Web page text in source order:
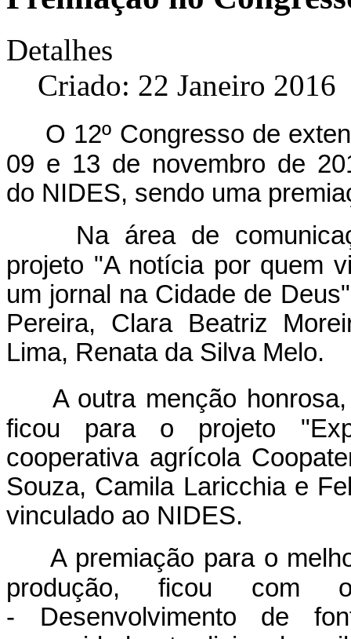
Detalhes
Criado: 22 Janeiro 2016
O 12º Congresso de
09 e 13 de novembro de
do NIDES, sendo uma
Na área de
projeto "A notícia por quem
um jornal na Cidade de
Pereira, Clara Beatriz
Lima, Renata da Silva Melo.
A outra menção
ficou para o projeto
cooperativa agrícola
Souza, Camila Laricchia e
vinculado ao NIDES.
A premiação para o
produção, ficou com o
- Desenvolvimento de